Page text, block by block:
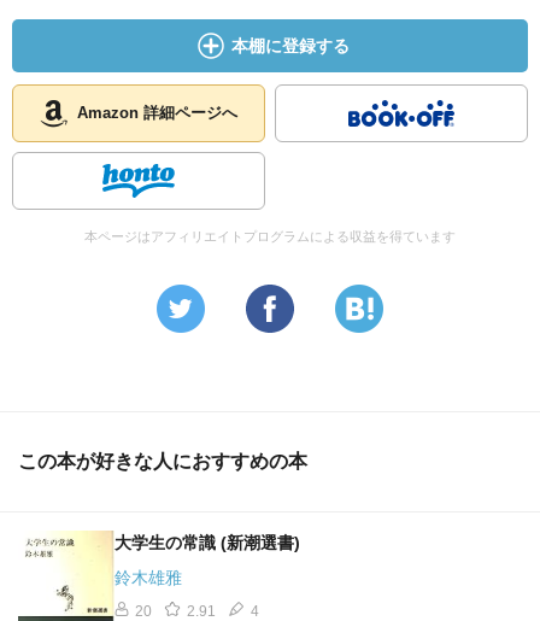
本棚に登録する
Amazon 詳細ページへ
本ページはアフィリエイトプログラムによる収益を得ています
この本が好きな人におすすめの本
大学生の常識 (新潮選書)
鈴木雄雅
20 2.91 4